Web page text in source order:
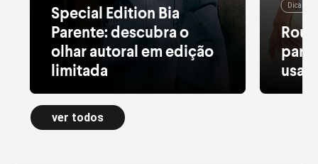
Special Edition Bia
Parente: descubra o
olhar autoral em edição
limitada
Alfaiataria leve, tule estampado, pied
de poule e acessórios com pedras
naturais dão forma à nova Special
Edition
Dicas de
para
usar
ver todos